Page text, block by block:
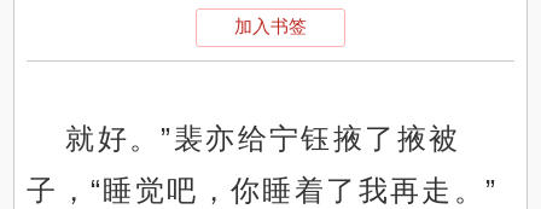
加入书签
就好。”裴亦给宁钰掖了掖被
子，“睡觉吧，你睡着了我再走。”